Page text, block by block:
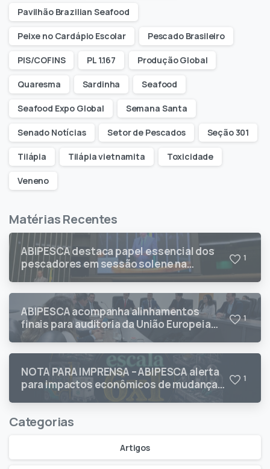
Pavilhão Brazilian Seafood
Peixe no Cardápio Escolar Pescado Brasileiro
PIS/COFINS PL 1.167 Produção Global
Quaresma Sardinha Seafood
Seafood Expo Global Semana Santa
Senado Notícias Setor de Pescados Seção 301
Tilápia Tilápia vietnamita Toxicidade
Veneno
Matérias Recentes
ABIPESCA destaca papel essencial dos
pescadores em sessão solene na
Câmara dos Deputados
1
ABIPESCA acompanha alinhamentos
finais para auditoria da União Europeia
sobre pescados brasileiros
1
NOTA PARA IMPRENSA – ABIPESCA alerta
para impactos econômicos de mudanças
na jornada de trabalho
1
Categorias
Artigos